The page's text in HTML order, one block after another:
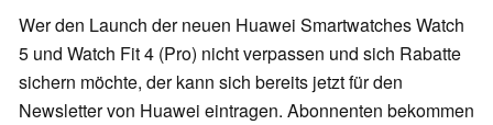
Wer den Launch der neuen Huawei Smartwatches Watch
5 und Watch Fit 4 (Pro) nicht verpassen und sich Rabatte
sichern möchte, der kann sich bereits jetzt für den
Newsletter von Huawei eintragen. Abonnenten bekommen